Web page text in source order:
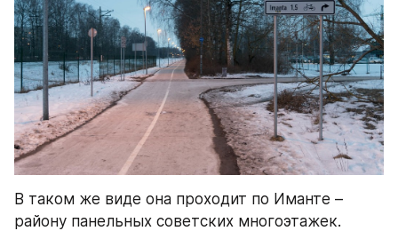
В таком же виде она проходит по Иманте –
району панельных советских многоэтажек.